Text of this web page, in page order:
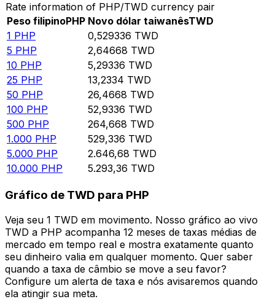
Rate information of PHP/TWD currency pair
Peso filipinoPHP Novo dólar taiwanêsTWD
1 PHP 0,529336 TWD
5 PHP 2,64668 TWD
10 PHP 5,29336 TWD
25 PHP 13,2334 TWD
50 PHP 26,4668 TWD
100 PHP 52,9336 TWD
500 PHP 264,668 TWD
1.000 PHP 529,336 TWD
5.000 PHP 2.646,68 TWD
10.000 PHP 5.293,36 TWD
Gráfico de TWD para PHP
Veja seu 1 TWD em movimento. Nosso gráfico ao vivo
TWD a PHP acompanha 12 meses de taxas médias de
mercado em tempo real e mostra exatamente quanto
seu dinheiro valia em qualquer momento. Quer saber
quando a taxa de câmbio se move a seu favor?
Configure um alerta de taxa e nós avisaremos quando
ela atingir sua meta.